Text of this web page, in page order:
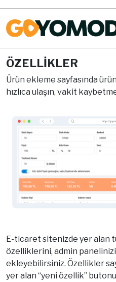
ÖZELLİKLER
Ürün ekleme sayfasında
hızlıca ulaşın, vakit
E-ticaret sitenizde yer alan
özelliklerini, admin
ekleyebilirsiniz. Özellikler
yer alan “yeni özellik”